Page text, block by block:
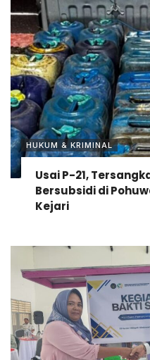
HUKUM & KRIMINAL
Usai P-21,
Bersubsidi di
Kejari